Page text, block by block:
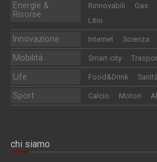
Energie &
Risorse
Rinnovabili Gas
Litio
Innovazione Internet Scienza
Mobilità Smart-city
Life Food&Drink Sanità
Sport Calcio Motori
chi siamo